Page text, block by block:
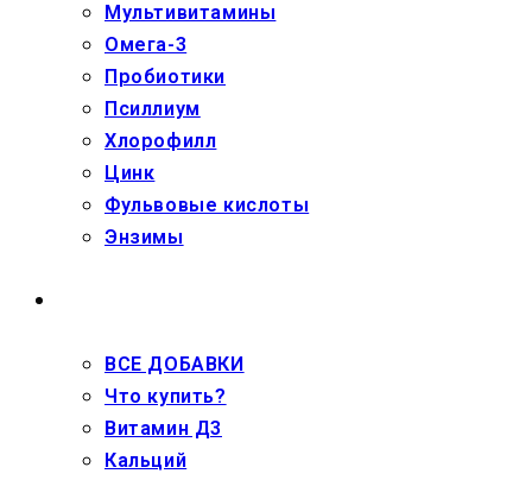
Мультивитамины
Омега-3
Пробиотики
Псиллиум
Хлорофилл
Цинк
Фульвовые кислоты
Энзимы
ВСЕ ДОБАВКИ
Что купить?
Витамин Д3
Кальций